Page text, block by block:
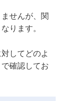
せんが、関
ります。
してどのよ
確認してお